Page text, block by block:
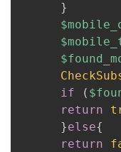
}
if
(
return
}else{
return